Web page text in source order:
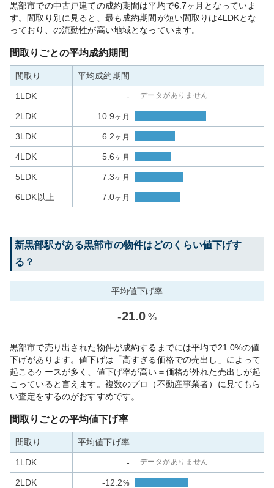
黒部市での中古戸建ての成約期間は平均で6.7ヶ月となっていま
す。間取り別に見ると、最も成約期間が短い間取りは4LDKとな
っており、の流動性が高い地域となっています。
間取りごとの平均成約期間
間取り 平均成約期間
1LDK - データがありません
2LDK 10.9ヶ月
3LDK 6.2ヶ月
4LDK 5.6ヶ月
5LDK 7.3ヶ月
6LDK以上 7.0ヶ月
新黒部駅がある黒部市の物件はどのくらい値下げす
る？
平均値下げ率
-21.0 %
黒部市で売り出された物件が成約するまでには平均で21.0%の値
下げがあります。値下げは「高すぎる価格での売出し」によって
起こるケースが多く、値下げ率が高い＝価格が外れた売出しが起
こっていると言えます。複数のプロ（不動産事業者）に見てもら
い査定をするのがおすすめです。
間取りごとの平均値下げ率
間取り 平均値下げ率
1LDK - データがありません
2LDK -12.2%